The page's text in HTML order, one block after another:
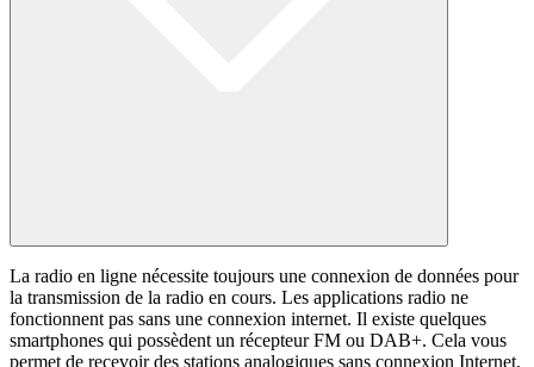
La radio en ligne nécessite toujours une connexion de données pour
la transmission de la radio en cours. Les applications radio ne
fonctionnent pas sans une connexion internet. Il existe quelques
smartphones qui possèdent un récepteur FM ou DAB+. Cela vous
permet de recevoir des stations analogiques sans connexion Internet,